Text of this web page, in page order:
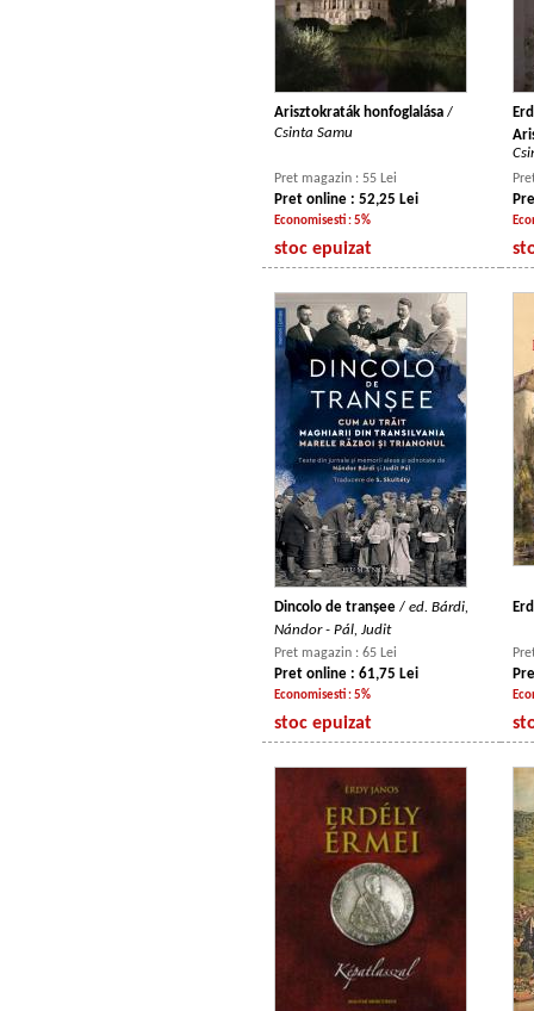
Arisztokraták honfoglalása /
Csinta Samu
Pret magazin : 55 Lei
Pret online : 52,25 Lei
Economisesti : 5%
stoc epuizat
Dincolo de tranșee / ed. Bárdi,
Nándor - Pál, Judit
Pret magazin : 65 Lei
Pret online : 61,75 Lei
Economisesti : 5%
stoc epuizat